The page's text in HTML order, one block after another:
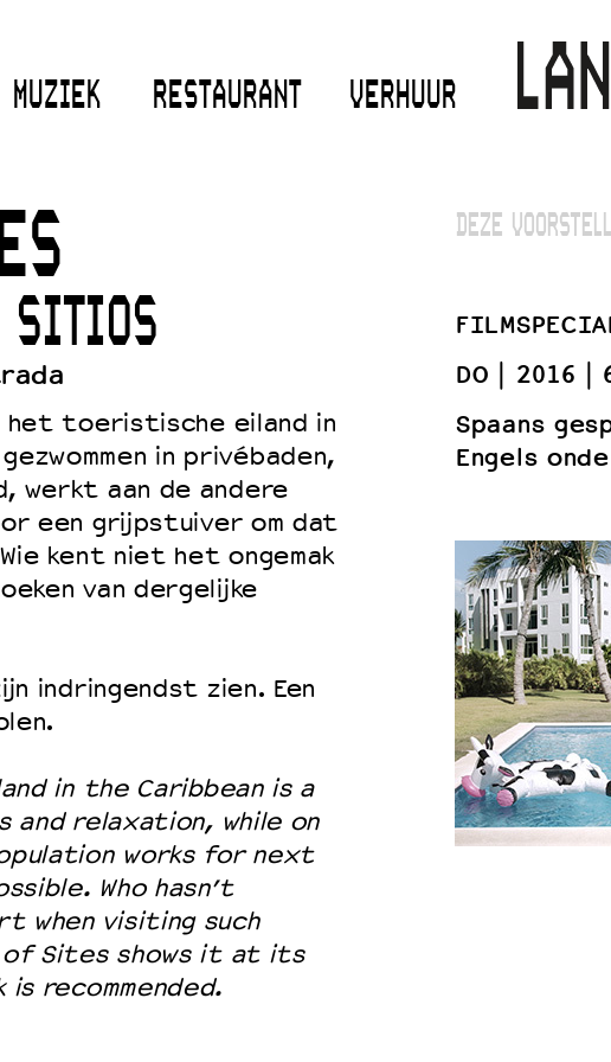
MUZIEK RESTAURANT VERHUUR
SITIOS
het toeristische eiland in
in privébaden,
werkt aan de andere
een grijpstuiver om dat
kent niet het ongemak
van dergelijke
indringendst zien. Een
in the Caribbean is a
relaxation, while on
works for next
Who hasn’t
when visiting such
Sites shows it at its
recommended.
DEZE
DO
2016
Spaans
Engels